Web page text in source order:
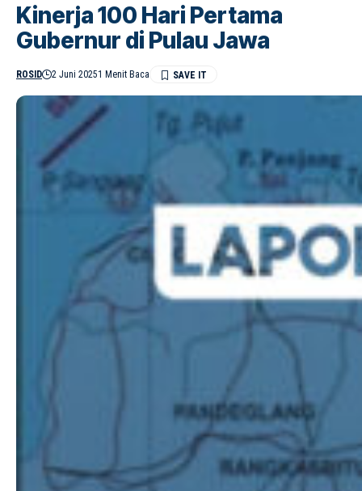
Kinerja 100 Hari Pertama
Gubernur di Pulau Jawa
ROSID 2 Juni 20251 Menit Baca